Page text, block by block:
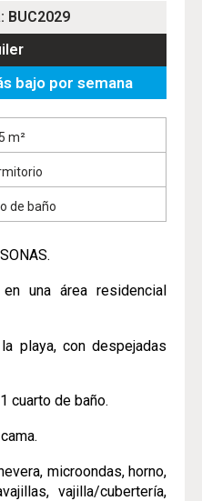
BUC2029
bajo por semana
m²
de baño
una área residencial
playa, con despejadas
cuarto de baño.
microondas, horno,
vajilla/cubertería,